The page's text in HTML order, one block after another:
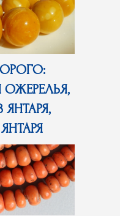
ОЖЕРЕЛЬЯ,